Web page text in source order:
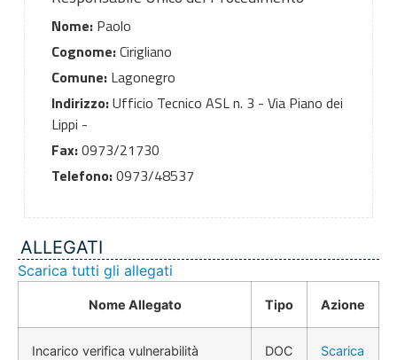
Nome:Paolo
Cognome:Cirigliano
Comune:Lagonegro
Indirizzo:Ufficio Tecnico ASL n. 3 - Via Piano dei
Lippi -
Fax:0973/21730
Telefono:0973/48537
ALLEGATI
Scarica tutti gli allegati
Nome Allegato Tipo Azione
Incarico verifica vulnerabilità
DOC Scarica